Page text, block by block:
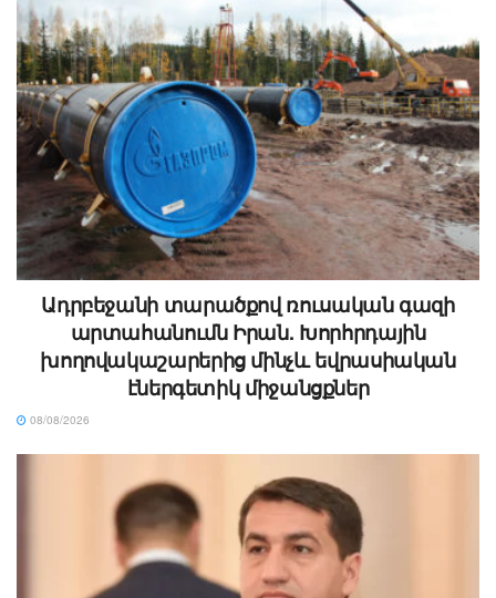
Ադրբեջանի տարածքով ռուսական գազի
արտահանումն Իրան. Խորհրդային
խողովակաշարերից մինչև եվրասիական
էներգետիկ միջանցքներ
08/08/2026